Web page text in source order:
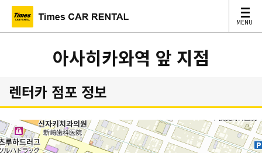
MENU
MENU
아사히카와역 앞 지점
렌터카 점포 정보